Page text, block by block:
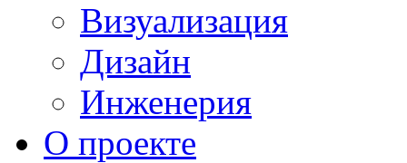
Визуализация
Дизайн
Инженерия
О проекте